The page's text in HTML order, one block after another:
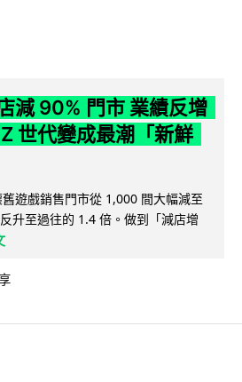
減 90% 門市 業績反增
世代變成最潮「新鮮
遊戲銷售門市從 1,000 間大幅減至
升至過往的 1.4 倍。做到「減店增